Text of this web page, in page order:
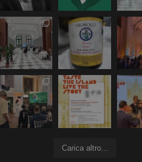
Carica altro...